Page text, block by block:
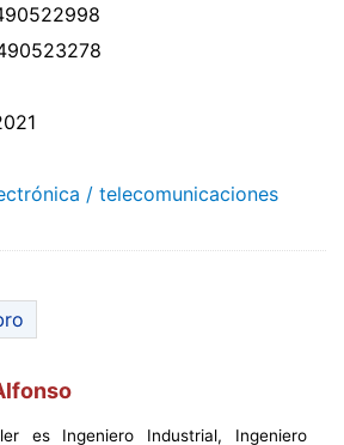
/ telecomunicaciones
es Ingeniero Industrial, Ingeniero